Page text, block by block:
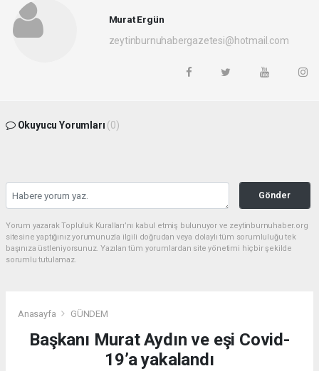
Murat Ergün
zeytinburnuhabergazetesi@hotmail.com
Okuyucu Yorumları (0)
Gönder
Yorum yazarak Topluluk Kuralları’nı kabul etmiş bulunuyor ve zeytinburnuhaber.org
sitesine yaptığınız yorumunuzla ilgili doğrudan veya dolaylı tüm sorumluluğu tek
başınıza üstleniyorsunuz. Yazılan tüm yorumlardan site yönetimi hiçbir şekilde
sorumlu tutulamaz.
Anasayfa GÜNDEM
Başkanı Murat Aydın ve eşi Covid-
19’a yakalandı